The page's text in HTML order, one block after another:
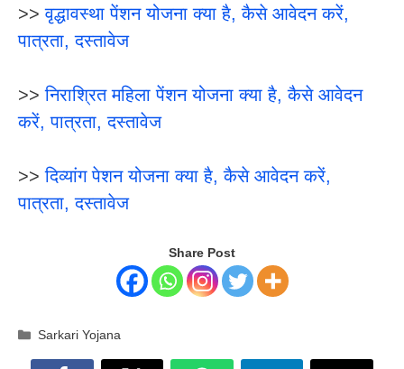
>>वृद्धावस्था पेंशन योजना क्या है, कैसे आवेदन करें,
पात्रता, दस्तावेज
>>निराश्रित महिला पेंशन योजना क्या है, कैसे आवेदन
करें, पात्रता, दस्तावेज
>> दिव्यांग पेशन योजना क्या है, कैसे आवेदन करें,
पात्रता, दस्तावेज
Share Post
Categories
Sarkari Yojana